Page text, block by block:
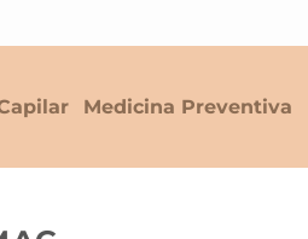
Medicina Preventiva